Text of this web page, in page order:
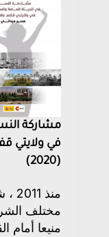
مشاركة
في ولايتي
(2020)
مختلف
منيعا أمام